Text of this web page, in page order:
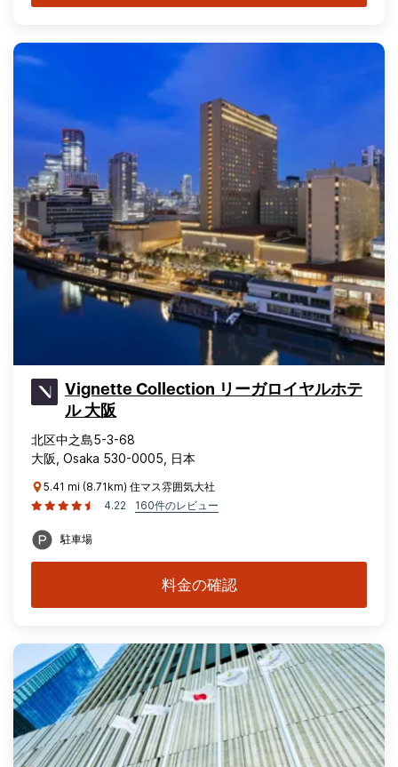
Vignette Collection リーガロイヤルホテ
ル 大阪
北区中之島5-3-68
大阪, Osaka 530-0005, 日本
5.41 mi (8.71km) 住マス雰囲気大社
4.22
160件のレビュー
駐車場
料金の確認